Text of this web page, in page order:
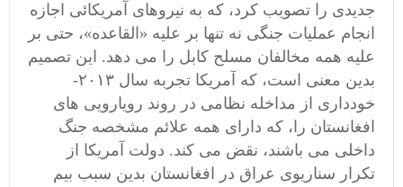
جدیدی را تصویب کرد، که به نیروهای آمریکائی اجازه
انجام عملیات جنگی نه تنها بر علیه «القاعده»، حتی بر
علیه همه مخالفان مسلح کابل را می دهد. این تصمیم
بدین معنی است، که آمریکا تجربه سال ۲۰۱۳-
خودداری از مداخله نظامی در روند رویارویی های
افغانستان را، که دارای همه علائم مشخصه جنگ
داخلی می باشند، نقض می کند. دولت آمریکا از
تکرار سناریوی عراق در افغانستان بدین سبب بیم